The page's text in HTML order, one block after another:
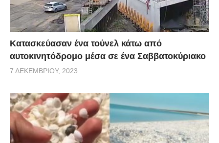
Κατασκεύασαν ένα τούνελ κάτω από
αυτοκινητόδρομο μέσα σε ένα Σαββατοκύριακο
7 ΔΕΚΕΜΒΡΊΟΥ, 2023